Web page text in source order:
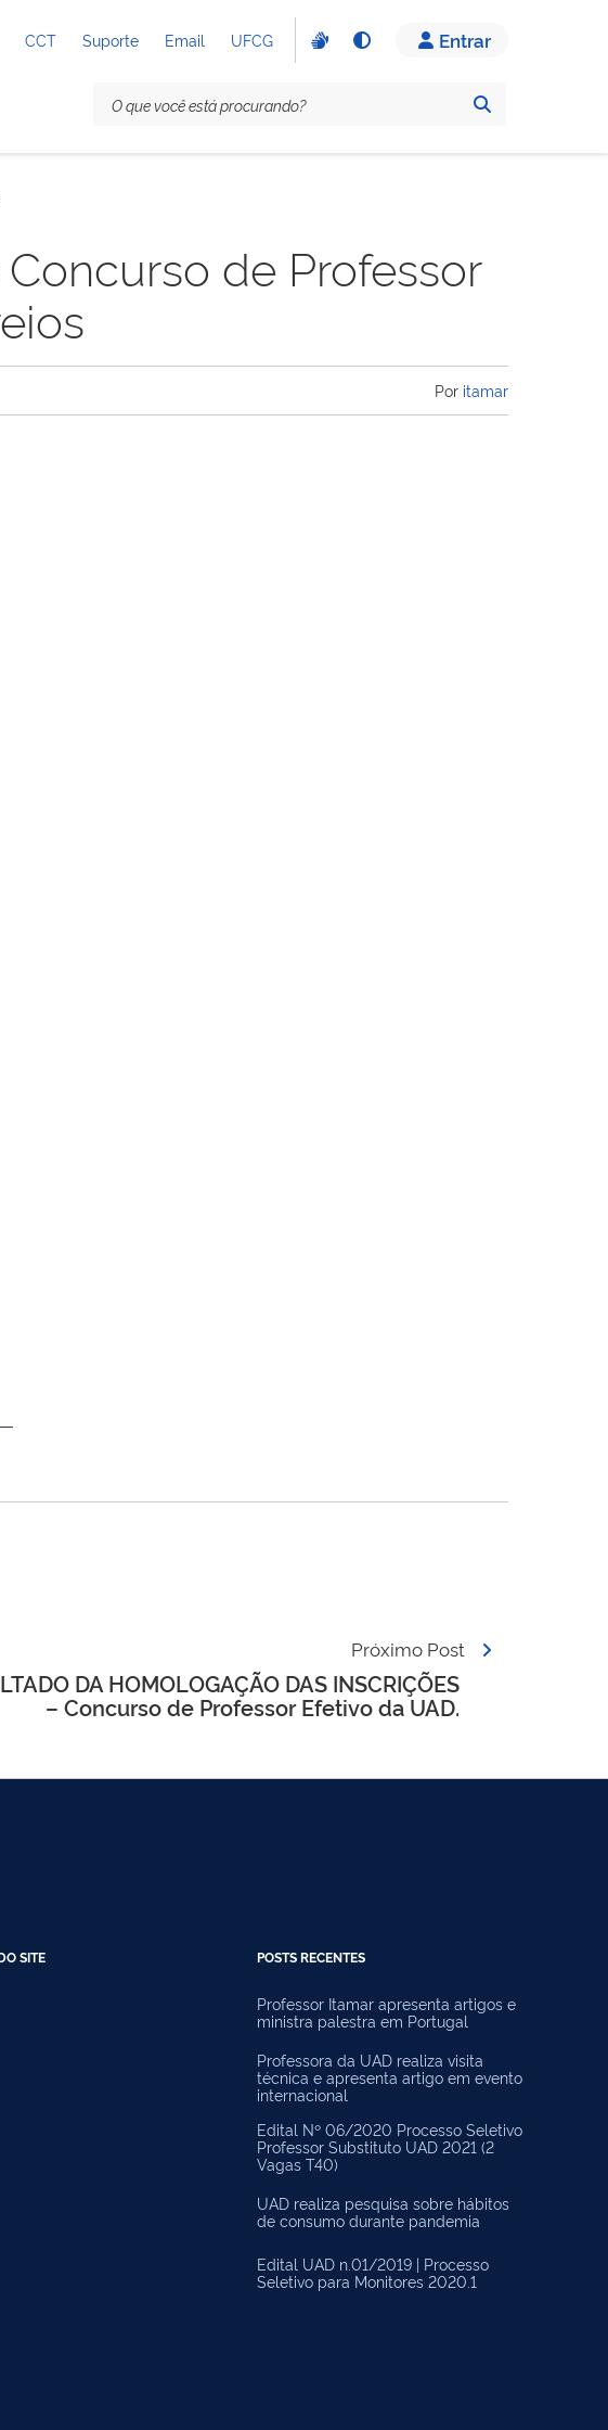
CCT Suporte Email UFCG Entrar
de Professor
Por itamar
Próximo Post
DA HOMOLOGAÇÃO DAS INSCRIÇÕES
– Concurso de Professor Efetivo da UAD.
SITE POSTS RECENTES
Professor Itamar apresenta artigos e
ministra palestra em Portugal
Professora da UAD realiza visita
técnica e apresenta artigo em evento
internacional
Edital Nº 06/2020 Processo Seletivo
Professor Substituto UAD 2021 (2
Vagas T40)
UAD realiza pesquisa sobre hábitos
de consumo durante pandemia
Edital UAD n.01/2019 | Processo
Seletivo para Monitores 2020.1